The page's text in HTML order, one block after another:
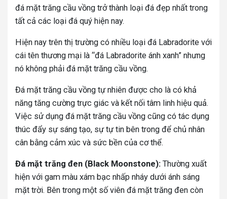
đá mặt trăng cầu vồng trở thành loại đá đẹp nhất trong
tất cả các loại đá quý hiện nay.
Hiện nay trên thị trường có nhiều loại đá Labradorite với
cái tên thương mại là “đá Labradorite ánh xanh” nhưng
nó không phải đá mặt trăng cầu vồng.
Đá mặt trăng cầu vồng tự nhiên được cho là có khả
năng tăng cường trực giác và kết nối tâm linh hiệu quả.
Việc sử dụng đá mặt trăng cầu vồng cũng có tác dụng
thúc đẩy sự sáng tạo, sự tự tin bên trong để chủ nhân
cân bằng cảm xúc và sức bền của cơ thể.
Đá mặt trăng đen (Black Moonstone): Thường xuất
hiện với gam màu xám bạc nhấp nháy dưới ánh sáng
mặt trời. Bên trong một số viên đá mặt trăng đen còn